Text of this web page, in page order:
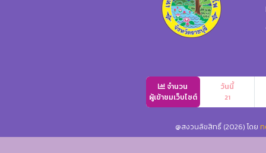
จำนวน
ผู้เข้าชมเว็บไซต์
วันนี้
21
@สงวนลิขสิทธิ์ (2026) โดย